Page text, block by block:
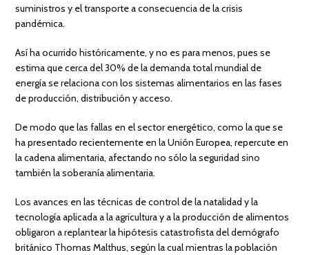
suministros y el transporte a consecuencia de la crisis
pandémica.
Así ha ocurrido históricamente, y no es para menos, pues se
estima que cerca del 30% de la demanda total mundial de
energía se relaciona con los sistemas alimentarios en las fases
de producción, distribución y acceso.
De modo que las fallas en el sector energético, como la que se
ha presentado recientemente en la Unión Europea, repercute en
la cadena alimentaria, afectando no sólo la seguridad sino
también la soberanía alimentaria.
Los avances en las técnicas de control de la natalidad y la
tecnología aplicada a la agricultura y a la producción de alimentos
obligaron a replantear la hipótesis catastrofista del demógrafo
británico Thomas Malthus, según la cual mientras la población